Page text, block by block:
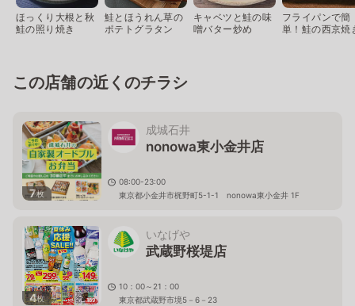
ほっくり大根と秋
鮭の照り焼き
鮭とほうれん草の
ポテトグラタン
キャベツと鮭の味
噌バター炒め
フライパンで簡
単！鮭の西京焼
この店舗の近くのチラシ
7枚
成城石井
nonowa東小金井店
08:00-23:00
東京都小金井市梶野町5-1-1 nonowa東小金井 1F
4枚
いなげや
武蔵野桜堤店
10：00～21：00
東京都武蔵野市境5－6－23